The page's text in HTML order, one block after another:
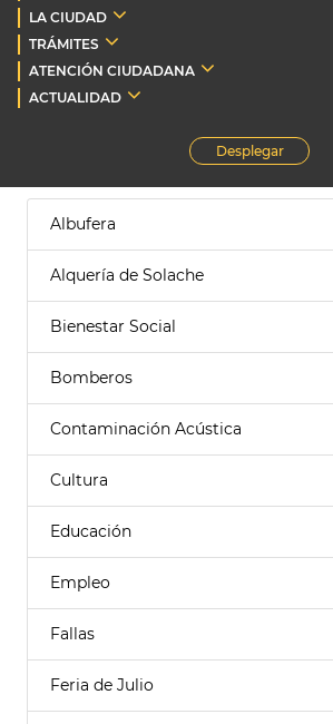
LA CIUDAD
TRÁMITES
ATENCIÓN CIUDADANA
ACTUALIDAD
Desplegar
Albufera
Alquería de Solache
Bienestar Social
Bomberos
Contaminación Acústica
Cultura
Educación
Empleo
Fallas
Feria de Julio